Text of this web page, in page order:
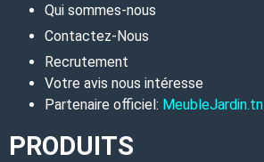
Qui sommes-nous
Contactez-Nous
Recrutement
Votre avis nous intéresse
Partenaire officiel: MeubleJardin.tn
PRODUITS